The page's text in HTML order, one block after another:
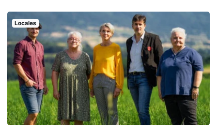
Locales